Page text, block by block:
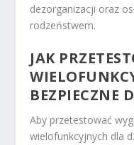
dezorganizacji oraz
rodzeństwem.
JAK
BEZPIECZNE
Aby przetestować
wielofunkcyjnych dla